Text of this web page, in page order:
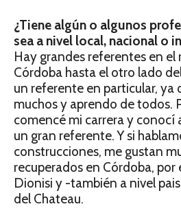
¿Tiene algún o algunos
sea a nivel local, nacional o
Hay grandes referentes en el
Córdoba hasta el otro lado
un referente en particular, ya
muchos y aprendo de todos.
comencé mi carrera y conocí
un gran referente. Y si
construcciones, me gustan
recuperados en Córdoba, por
Dionisi y -también a nivel
del Chateau.